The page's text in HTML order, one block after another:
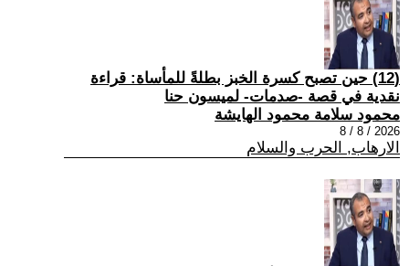
(12) حين تصبح كسرة الخبز بطلةً للمأساة: قراءة
نقدية في قصة -صدمات- لميسون حنا
محمود سلامة محمود الهايشة
2026 / 8 / 8
الارهاب, الحرب والسلام